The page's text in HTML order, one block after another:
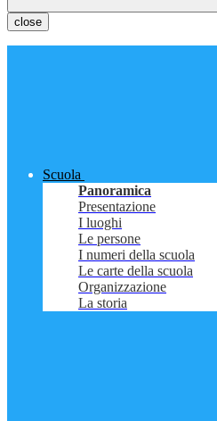
close
Scuola
Panoramica
Presentazione
I luoghi
Le persone
I numeri della scuola
Le carte della scuola
Organizzazione
La storia